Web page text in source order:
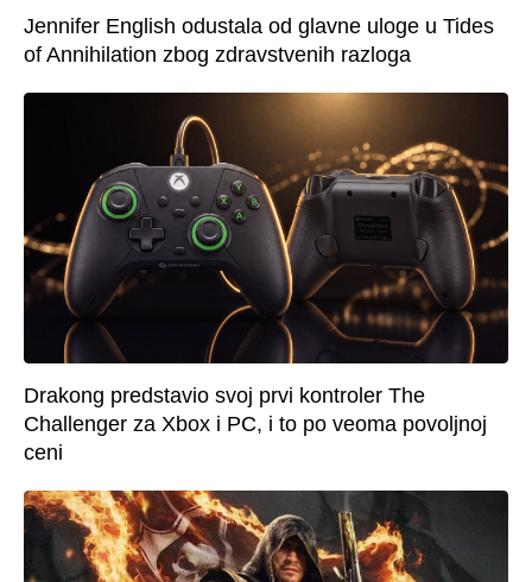
Jennifer English odustala od glavne uloge u Tides
of Annihilation zbog zdravstvenih razloga
Drakong predstavio svoj prvi kontroler The
Challenger za Xbox i PC, i to po veoma povoljnoj
ceni